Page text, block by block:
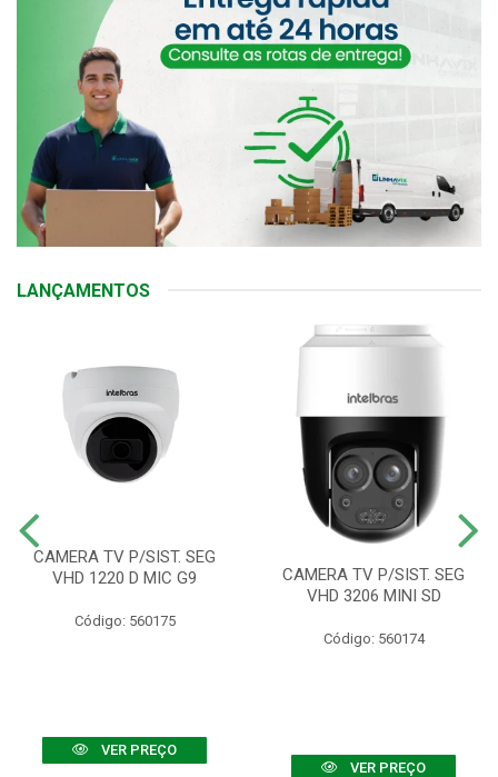
LANÇAMENTOS
CAMERA TV P/SIST. SEG
VHD 1220 D MIC G9
Código: 560175
VER PREÇO
CAMERA TV P/SIST. SEG
VHD 3206 MINI SD
Código: 560174
VER PREÇO